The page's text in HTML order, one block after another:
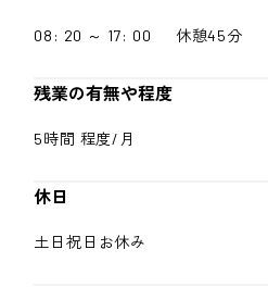
08: 20 ～ 17: 00 休憩45分
残業の有無や程度
5時間 程度/月
休日
土日祝日お休み